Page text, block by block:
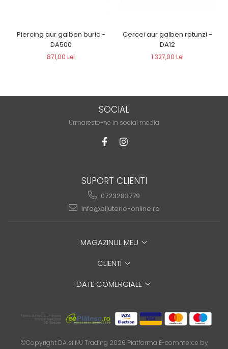
Piercing aur galben buric -
DA500
871,00 Lei
Cercei aur galben rotunzi -
DA12
1.327,00 Lei
SOCIAL
Urmareste-ne in social media
SUPORT CLIENTI
0723283779
info@bijuterie-online.ro
MAGAZINUL MEU
CLIENTI
DATE COMERCIALE
©Copyright DA si NU Trading 2026 Platforma E-commerce by